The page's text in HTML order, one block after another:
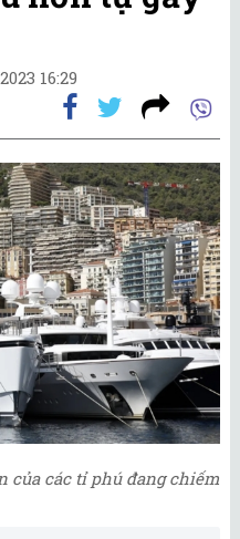
16:29
của các tỉ phú đang chiếm